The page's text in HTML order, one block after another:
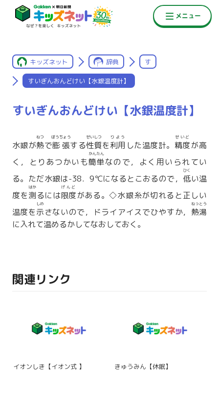
キッズネット 辞典 す
すいぎんおんどけい【水銀温度計】
すいぎんおんどけい【水銀温度計】
水銀が熱
ねつ
で膨張
ぼうちょう
する性質
せいしつ
を利用
りよう
した温度計。 精度
せいど
が高
く，とりあつかいも簡単
かんたん
なので，よく用いられてい
る。ただ水銀は-38．9℃になるとこおるので， 低
ひく
い温
度を測
はか
るには限度
げんど
がある。◇水銀糸が切れると正しい
温度を示
しめ
さないので，ドライアイスでひやすか， 熱湯
ねっとう
に入れて温めるかしてなおしておく。
関連リンク
イオンしき【イオン式 】 きゅうみん【休眠】